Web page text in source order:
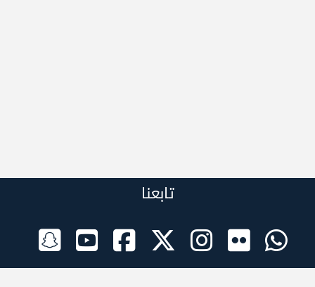
تابعنا